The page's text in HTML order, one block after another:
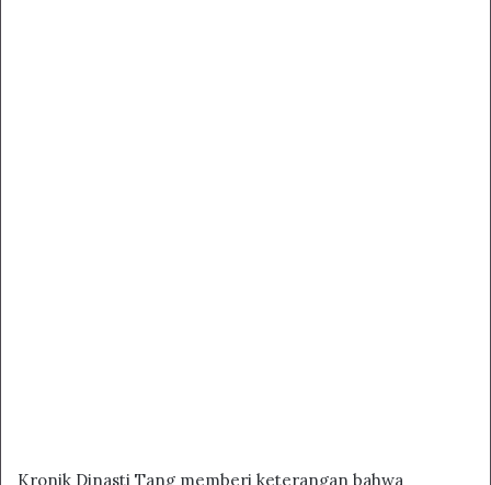
Kronik Dinasti Tang memberi keterangan bahwa